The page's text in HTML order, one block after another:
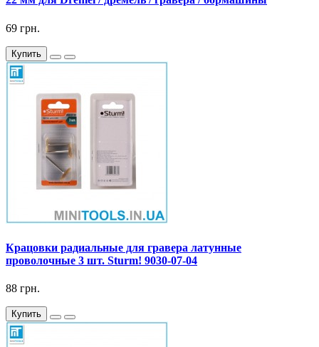
69 грн.
Купить
Крацовки радиальные для гравера латунные
проволочные 3 шт. Sturm! 9030-07-04
88 грн.
Купить